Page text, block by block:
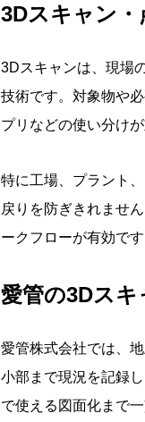
3Dスキャン・
3Dスキャンは、現場
技術です。対象物や
プリなどの使い分け
特に工場、プラント
戻りを防ぎきれませ
ークフローが有効です
愛管の3Dス
愛管株式会社では、
小部まで現況を記録
で使える図面化まで